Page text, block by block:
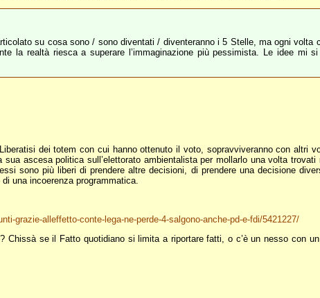
su cosa sono / sono diventati / diventeranno i 5 Stelle, ma ogni volta
la realtà riesca a superare l’immaginazione più pessimista. Le idee mi
dei totem con cui hanno ottenuto il voto, sopravviveranno con altri
ascesa politica sull’elettorato ambientalista per mollarlo una volta
sono più liberi di prendere altre decisioni, di prendere una decisione
una incoerenza programmatica.
grazie-alleffetto-conte-lega-ne-perde-4-salgono-anche-pd-e-fdi/5421227/
se il Fatto quotidiano si limita a riportare fatti, o c’è un nesso con